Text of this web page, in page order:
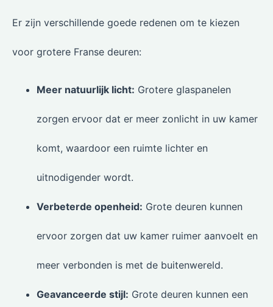
Er zijn verschillende goede redenen om te kiezen
voor grotere Franse deuren:
Meer natuurlijk licht: Grotere glaspanelen
zorgen ervoor dat er meer zonlicht in uw kamer
komt, waardoor een ruimte lichter en
uitnodigender wordt.
Verbeterde openheid: Grote deuren kunnen
ervoor zorgen dat uw kamer ruimer aanvoelt en
meer verbonden is met de buitenwereld.
Geavanceerde stijl: Grote deuren kunnen een